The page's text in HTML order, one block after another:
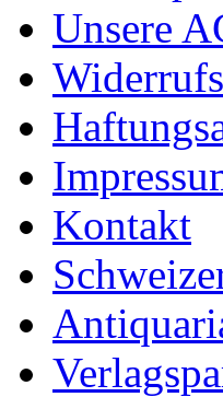
Unsere
Kontakt